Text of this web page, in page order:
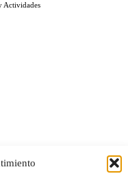
Actividades